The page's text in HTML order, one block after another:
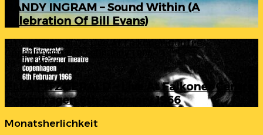
RANDY INGRAM – Sound Within (A
Celebration Of Bill Evans)
ELLA FITZGERALD – Live At Falkoner Centre
Copenhagen 6th February 1966
23. Juli 2026
ELLA FITZGERALD – Live At Falkoner Centre
Copenhagen 6th February 1966
Monatsherlichkeit